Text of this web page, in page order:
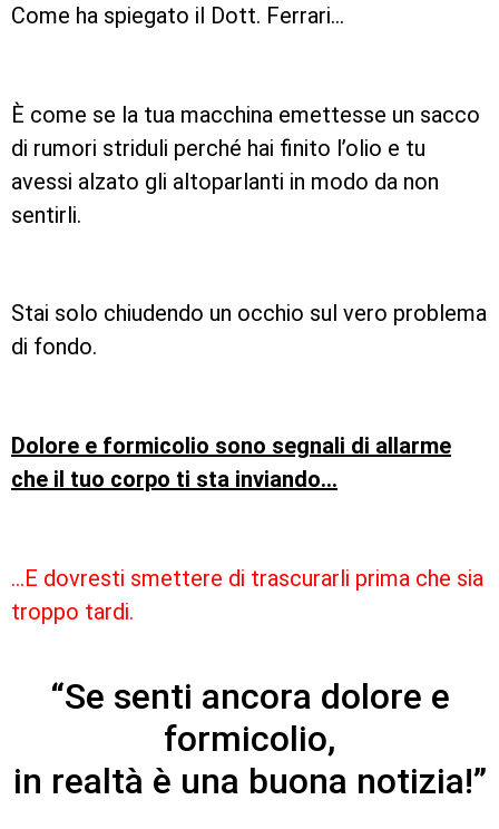
Come ha spiegato il Dott. Ferrari…
È come se la tua macchina emettesse un sacco
di rumori striduli perché hai finito l’olio e tu
avessi alzato gli altoparlanti in modo da non
sentirli.
Stai solo chiudendo un occhio sul vero problema
di fondo.
Dolore e formicolio sono segnali di allarme
che il tuo corpo ti sta inviando…
…E dovresti smettere di trascurarli prima che sia
troppo tardi.
“Se senti ancora dolore e
formicolio,
in realtà è una buona notizia!”